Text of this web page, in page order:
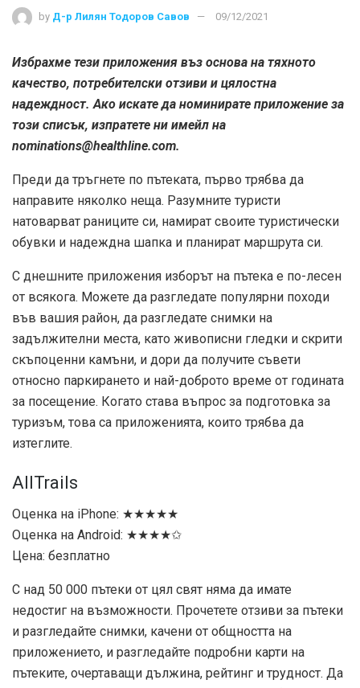
by Д-р Лилян Тодоров Савов 09/12/2021
Избрахме тези приложения въз основа на тяхното
качество, потребителски отзиви и цялостна
надеждност. Ако искате да номинирате приложение за
този списък, изпратете ни имейл на
nominations@healthline.com.
Преди да тръгнете по пътеката, първо трябва да
направите няколко неща. Разумните туристи
натоварват раниците си, намират своите туристически
обувки и надеждна шапка и планират маршрута си.
С днешните приложения изборът на пътека е по-лесен
от всякога. Можете да разгледате популярни походи
във вашия район, да разгледате снимки на
задължителни места, като живописни гледки и скрити
скъпоценни камъни, и дори да получите съвети
относно паркирането и най-доброто време от годината
за посещение. Когато става въпрос за подготовка за
туризъм, това са приложенията, които трябва да
изтеглите.
AllTrails
Оценка на iPhone: ★★★★★
Оценка на Android: ★★★★✩
Цена: безплатно
С над 50 000 пътеки от цял ​​свят няма да имате
недостиг на възможности. Прочетете отзиви за пътеки
и разгледайте снимки, качени от общността на
приложението, и разгледайте подробни карти на
пътеките, очертаващи дължина, рейтинг и трудност. Да